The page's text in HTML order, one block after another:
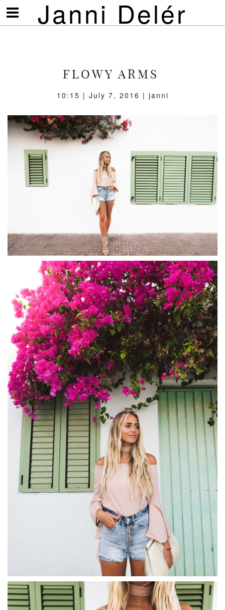
Janni Delér
Visa/göm
meny
FLOWY ARMS
10:15 | July 7, 2016 | janni